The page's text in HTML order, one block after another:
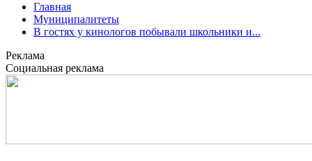
Главная
Муниципалитеты
В гостях у кинологов побывали школьники и...
Реклама
Социальная реклама